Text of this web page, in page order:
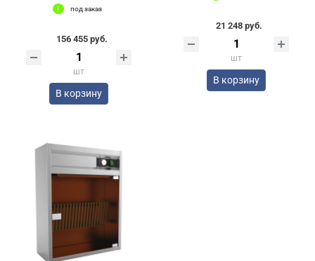
под заказ
156 455 руб.
шт
В корзину
21 248 руб.
шт
В корзину